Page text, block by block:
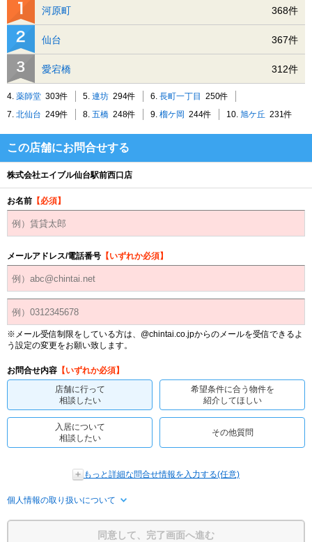
河原町 368件
仙台 367件
愛宕橋 312件
4. 薬師堂 303件 5. 連坊 294件 6. 長町一丁目 250件
7. 北仙台 249件 8. 五橋 248件 9. 榴ケ岡 244件 10. 旭ケ丘 231件
この店舗にお問合せする
株式会社エイブル仙台駅前西口店
お名前 【必須】
メールアドレス/電話番号 【いずれか必須】
※メール受信制限をしている方は、@chintai.co.jpからのメールを受信できるよ
う設定の変更をお願い致します。
お問合せ内容 【いずれか必須】
店舗に行って
相談したい
希望条件に合う物件を
紹介してほしい
入居について
相談したい
その他質問
もっと詳細な問合せ情報を入力する(任意)
個人情報の取り扱いについて
同意して、完了画面へ進む